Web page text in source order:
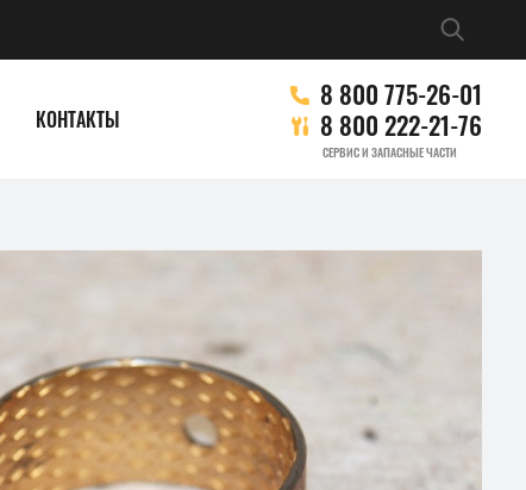
КОНТАКТЫ
8 800 775-26-01
8 800 222-21-76
СЕРВИС И ЗАПАСНЫЕ ЧАСТИ